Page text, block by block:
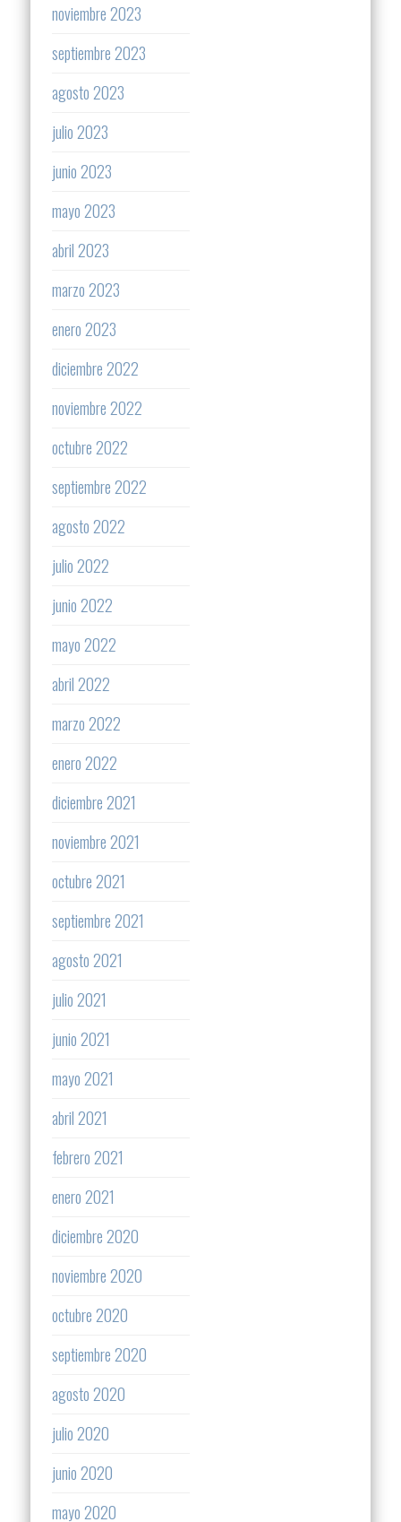
noviembre 2023
septiembre 2023
agosto 2023
julio 2023
junio 2023
mayo 2023
abril 2023
marzo 2023
enero 2023
diciembre 2022
noviembre 2022
octubre 2022
septiembre 2022
agosto 2022
julio 2022
junio 2022
mayo 2022
abril 2022
marzo 2022
enero 2022
diciembre 2021
noviembre 2021
octubre 2021
septiembre 2021
agosto 2021
julio 2021
junio 2021
mayo 2021
abril 2021
febrero 2021
enero 2021
diciembre 2020
noviembre 2020
octubre 2020
septiembre 2020
agosto 2020
julio 2020
junio 2020
mayo 2020